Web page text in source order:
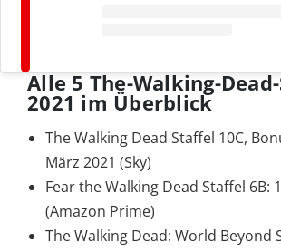
Alle 5 The-Walking-
2021 im Überblick
The Walking Dead Staffel 10C,
März 2021 (Sky)
Fear the Walking Dead Staffel 6B:
(Amazon Prime)
The Walking Dead: World Beyond